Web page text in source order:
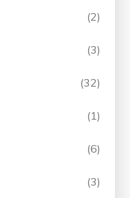
(2)
(3)
(32)
(1)
(6)
(3)